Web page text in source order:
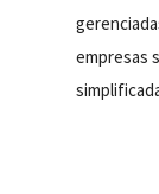
empresas